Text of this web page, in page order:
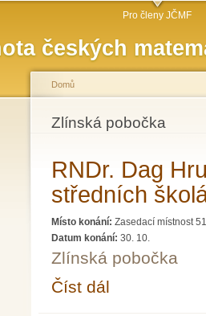
českých
Pro členy JČMF
Jste zde
Domů
Zlínská pobočka
RNDr. Dag
středních
Místo konání: Zasedací místnost
Datum konání: 30. 10.
Zlínská pobočka
Číst dál